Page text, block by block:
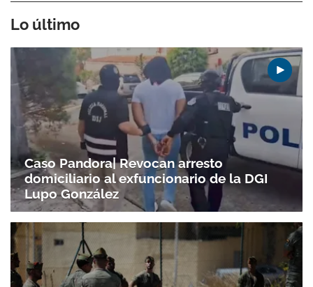
Lo último
Caso Pandora| Revocan arresto
domiciliario al exfuncionario de la DGI
Lupo González